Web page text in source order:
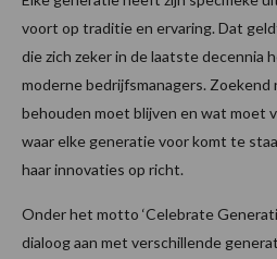
voort op traditie en ervaring. Dat
die zich zeker in de laatste decennia
moderne bedrijfsmanagers. Zoekend
behouden moet blijven en wat moet
waar elke generatie voor komt te
haar innovaties op richt.
Onder het motto ‘Celebrate
dialoog aan met verschillende